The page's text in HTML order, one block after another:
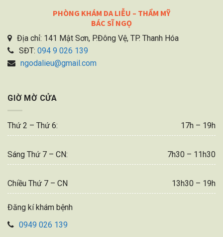
PHÒNG KHÁM DA LIỄU – THẨM MỸ
BÁC SĨ NGỌ
Địa chỉ: 141 Mật Sơn, P.Đông Vệ, TP. Thanh Hóa
SĐT: 094 9 026 139
ngodalieu@gmail.com
GIỜ MỜ CỬA
Thứ 2 – Thứ 6: 17h – 19h
Sáng Thứ 7 – CN: 7h30 – 11h30
Chiều Thứ 7 – CN 13h30 – 19h
Đăng kí khám bệnh
0949 026 139